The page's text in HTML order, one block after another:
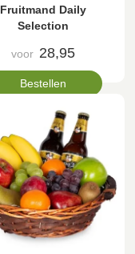
Fruitmand Daily
Selection
voor 28,95
Bestellen